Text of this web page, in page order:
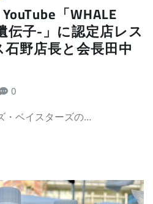
「WHALE
伝子-」に認定店レス
野店長と会長田中
0
・ベイスターズの…